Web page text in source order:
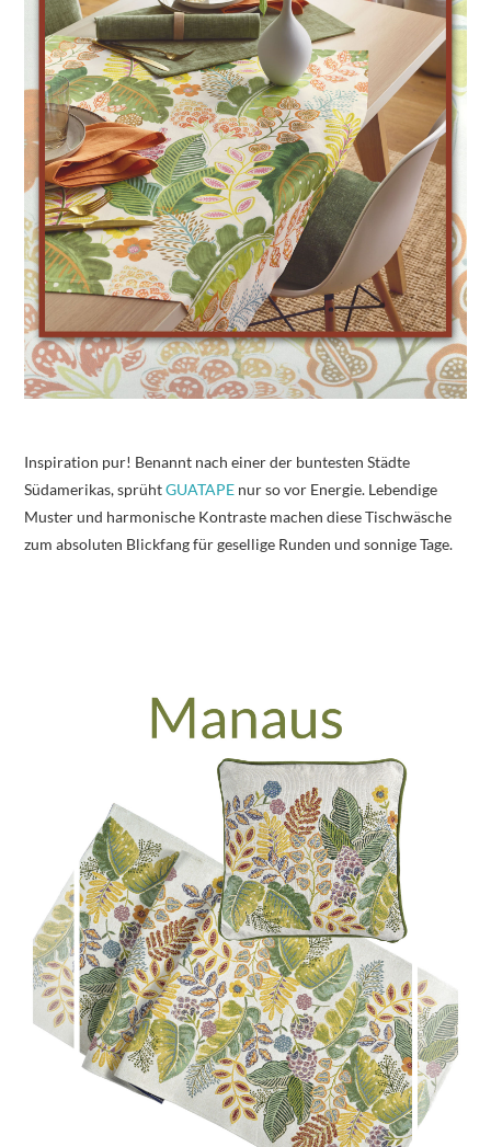
Inspiration pur! Benannt nach einer der buntesten Städte
Südamerikas, sprühtGUATAPE nur so vor Energie. Lebendige
Muster und harmonische Kontraste machen diese Tischwäsche
zum absoluten Blickfang für gesellige Runden und sonnige Tage.